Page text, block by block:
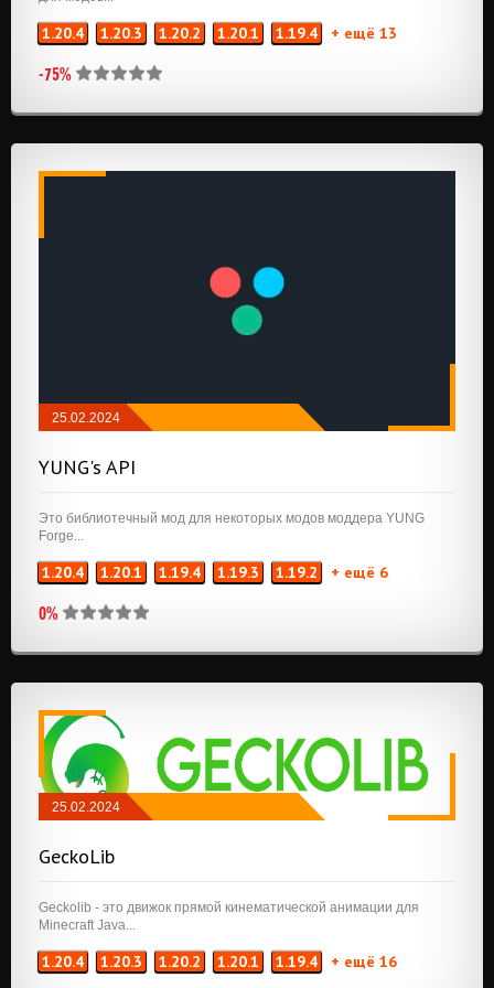
1.20.4 1.20.3 1.20.2 1.20.1 1.19.4 + ещё 13
-75%
25.02.2024
YUNG's API
Это библиотечный мод для некоторых модов моддера YUNG
Forge...
1.20.4 1.20.1 1.19.4 1.19.3 1.19.2 + ещё 6
0%
25.02.2024
API И БИБЛИОТЕКИ
GeckoLib
Geckolib - это движок прямой кинематической анимации для
Minecraft Java...
1.20.4 1.20.3 1.20.2 1.20.1 1.19.4 + ещё 16